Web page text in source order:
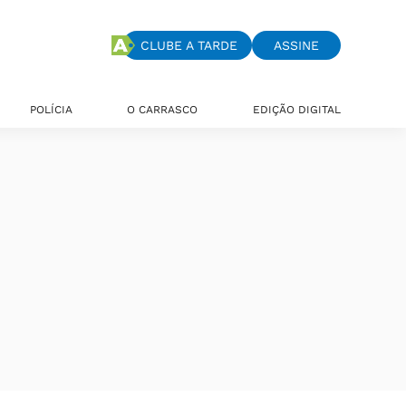
CLUBE A TARDE ASSINE
POLÍCIA O CARRASCO EDIÇÃO DIGITAL